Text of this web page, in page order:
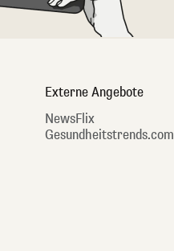
Externe Angebote
NewsFlix
Gesundheitstrends.com